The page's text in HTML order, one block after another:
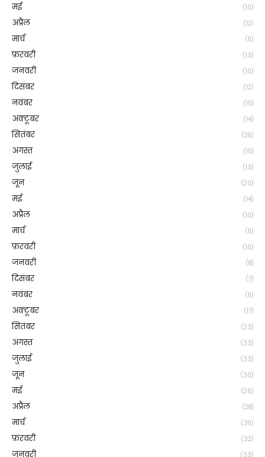
मई (10)
अप्रैल (12)
मार्च (11)
फ़रवरी (13)
जनवरी (10)
दिसंबर (12)
नवंबर (15)
अक्टूबर (14)
सितंबर (29)
अगस्त (15)
जुलाई (13)
जून (20)
मई (14)
अप्रैल (10)
मार्च (11)
फ़रवरी (10)
जनवरी (8)
दिसंबर (7)
नवंबर (11)
अक्टूबर (17)
सितंबर (23)
अगस्त (33)
जुलाई (33)
जून (30)
मई (26)
अप्रैल (28)
मार्च (39)
फ़रवरी (32)
जनवरी (33)